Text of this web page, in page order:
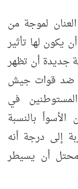
لموجة من
يكون لها تأثير
جديدة أن تظهر
ضد قوات جيش
في
بالنسبة
إلى درجة أنه
أن يسيطر